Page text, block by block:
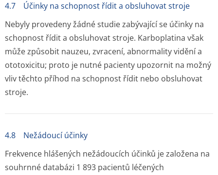
4.7 Účinky na schopnost řídit a obsluhovat stroje
Nebyly provedeny žádné studie zabývající se účinky na
schopnost řídit a obsluhovat stroje. Karboplatina však
může způsobit nauzeu, zvracení, abnormality vidění a
ototoxicitu; proto je nutné pacienty upozornit na možný
vliv těchto příhod na schopnost řídit nebo obsluhovat
stroje.
4.8 Nežádoucí účinky
Frekvence hlášených nežádoucích účinků je založena na
souhrnné databázi 1 893 pacientů léčených